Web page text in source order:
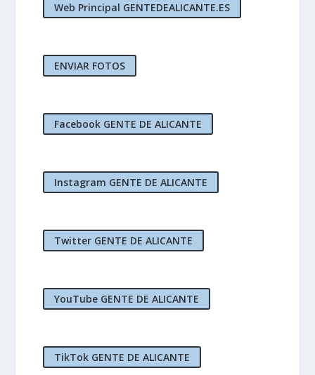
Web Principal GENTEDEALICANTE.ES
ENVIAR FOTOS
Facebook GENTE DE ALICANTE
Instagram GENTE DE ALICANTE
Twitter GENTE DE ALICANTE
YouTube GENTE DE ALICANTE
TikTok GENTE DE ALICANTE